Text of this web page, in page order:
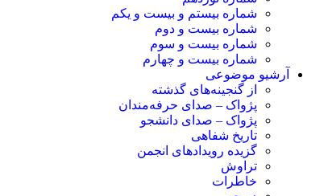
شماره بیستم و بیست و یکم
شماره بیست و دوم
شماره بیست و سوم
شماره بیست و چهارم
آرشیو موضوعی
از گنجینه‌های گذشته
پژواک – صدای حرفه‌مندان
پژواک – صدای دانشجو
تاریخ شفاهی
گزیده رویدادهای انجمن
تراوش
خاطرات